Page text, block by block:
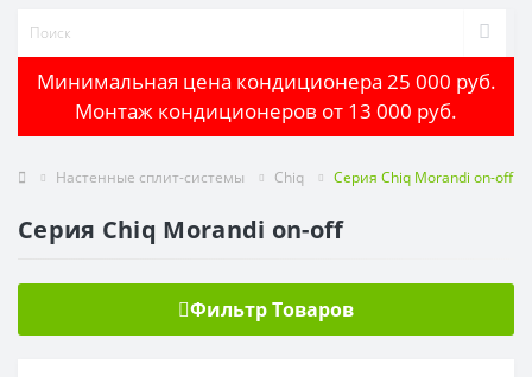
Минимальная цена кондиционера 25 000 руб.
Монтаж кондиционеров от 13 000 руб.
Настенные сплит-системы Chiq Серия Chiq Morandi on-off
Серия Chiq Morandi on-off
Фильтр Товаров